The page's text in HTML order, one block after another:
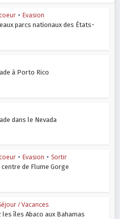
• Evasion
parcs nationaux des États-
à Porto Rico
dans le Nevada
• Evasion • Sortir
centre de Flume Gorge
/ Vacances
les îles Abaco aux Bahamas